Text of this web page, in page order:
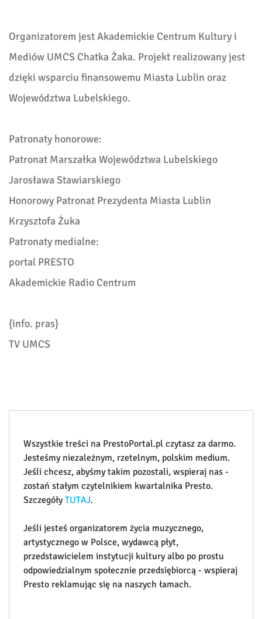
Organizatorem jest Akademickie Centrum Kultury i
Mediów UMCS Chatka Żaka. Projekt realizowany jest
dzięki wsparciu finansowemu Miasta Lublin oraz
Województwa Lubelskiego.
Patronaty honorowe:
Patronat Marszałka Województwa Lubelskiego
Jarosława Stawiarskiego
Honorowy Patronat Prezydenta Miasta Lublin
Krzysztofa Żuka
Patronaty medialne:
portal PRESTO
Akademickie Radio Centrum
{info. pras}
TV UMCS
Wszystkie treści na PrestoPortal.pl czytasz za darmo.
Jesteśmy niezależnym, rzetelnym, polskim medium.
Jeśli chcesz, abyśmy takim pozostali, wspieraj nas -
zostań stałym czytelnikiem kwartalnika Presto.
SzczegółyTUTAJ.
Jeśli jesteś organizatorem życia muzycznego,
artystycznego w Polsce, wydawcą płyt,
przedstawicielem instytucji kultury albo po prostu
odpowiedzialnym społecznie przedsiębiorcą - wspieraj
Presto reklamując się na naszych łamach.